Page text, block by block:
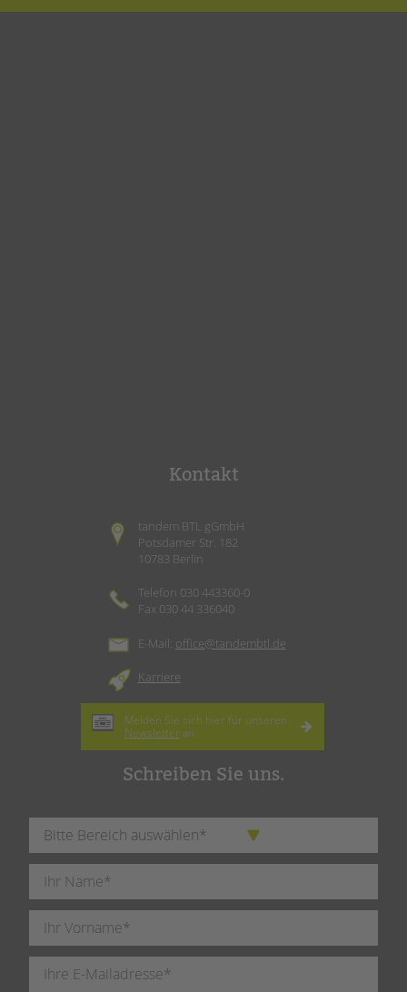
Kontakt
tandem BTL gGmbH
Potsdamer Str. 182
10783 Berlin
Telefon 030 443360-0
Fax 030 44 336040
E-Mail: office@tandembtl.de
Karriere
Melden Sie sich hier für unseren
Newsletter an.
Schreiben Sie uns.